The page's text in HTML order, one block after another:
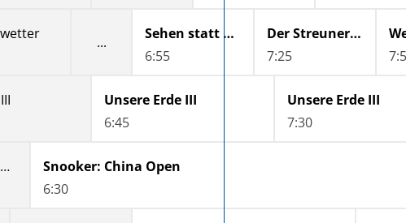
Sehen statt Hören
6:55
Der Streuner - eine Straßenkatze in Paris
7:25
Unsere Erde III
6:45
Unsere Erde III
7:30
Snooker: China Open
Snooker: China Open
6:30